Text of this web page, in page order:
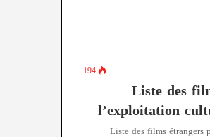
194
Liste des
l’exploitation
Liste des films